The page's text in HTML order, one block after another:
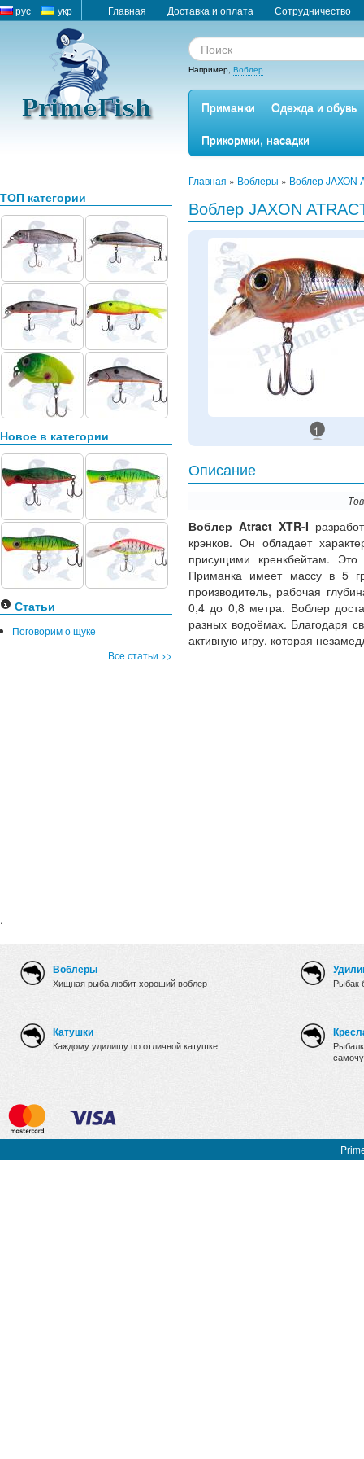
рус укр Главная Доставка и оплата Сотрудничество
Например, Воблер
Приманки
Одежда и обувь
Прикормки, насадки
ТОП категории
Новое в категории
Статьи
Поговорим о щуке
Все статьи >>
.
Главная » Воблеры » Воблер JAXON
Воблер JAXON
1
Описание
Воблер Atract XTR-I
крэнков. Он обладает
присущими кренкбейтам.
Приманка имеет массу в 5
производитель, рабочая
0,4 до 0,8 метра. Воблер
разных водоёмах. Благодаря
активную игру, которая
Воблеры
Хищная рыба любит хороший воблер
Катушки
Каждому удилищу по отличной катушке
Рыбак